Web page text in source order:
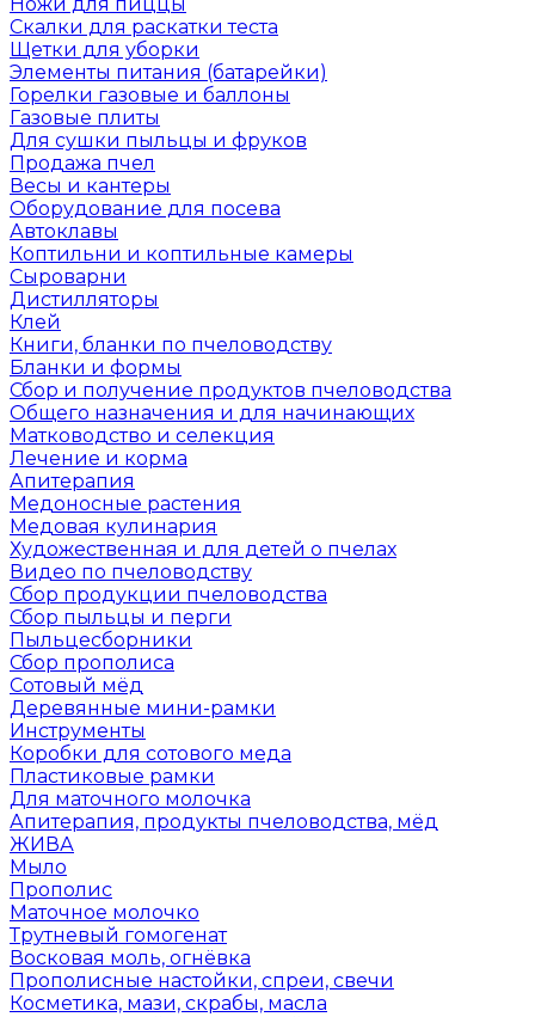
Скалки для раскатки теста
Щетки для уборки
Элементы питания (батарейки)
Горелки газовые и баллоны
Газовые плиты
Для сушки пыльцы и фруков
Продажа пчел
Весы и кантеры
Оборудование для посева
Автоклавы
Коптильни и коптильные камеры
Сыроварни
Дистилляторы
Клей
Книги, бланки по пчеловодству
Бланки и формы
Сбор и получение продуктов пчеловодства
Общего назначения и для начинающих
Матководство и селекция
Лечение и корма
Апитерапия
Медоносные растения
Медовая кулинария
Художественная и для детей о пчелах
Видео по пчеловодству
Сбор продукции пчеловодства
Сбор пыльцы и перги
Пыльцесборники
Сбор прополиса
Сотовый мёд
Деревянные мини-рамки
Инструменты
Коробки для сотового меда
Пластиковые рамки
Для маточного молочка
Апитерапия, продукты пчеловодства, мёд
ЖИВА
Мыло
Прополис
Маточное молочко
Трутневый гомогенат
Восковая моль, огнёвка
Прополисные настойки, спреи, свечи
Косметика, мази, скрабы, масла